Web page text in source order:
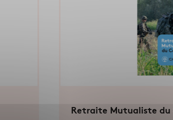
Retraite Mutualiste